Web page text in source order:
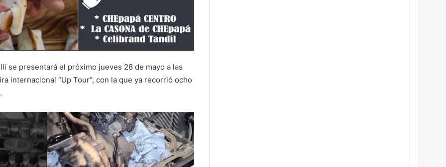
se presentará el próximo jueves 28 de mayo a las
internacional “Up Tour”, con la que ya recorrió ocho